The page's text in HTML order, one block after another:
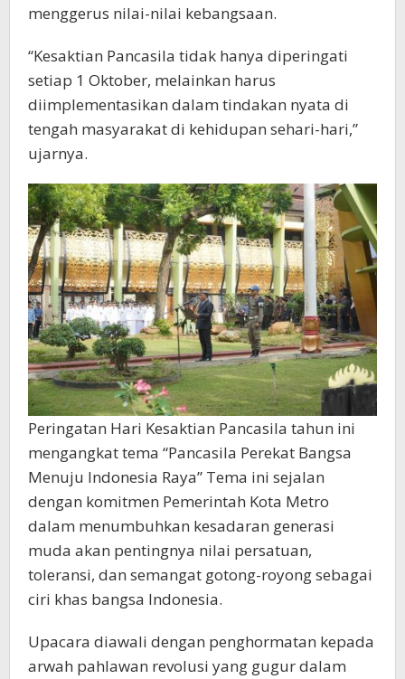
menggerus nilai-nilai kebangsaan.
“Kesaktian Pancasila tidak hanya diperingati
setiap 1 Oktober, melainkan harus
diimplementasikan dalam tindakan nyata di
tengah masyarakat di kehidupan sehari-hari,”
ujarnya.
Peringatan Hari Kesaktian Pancasila tahun ini
mengangkat tema “Pancasila Perekat Bangsa
Menuju Indonesia Raya” Tema ini sejalan
dengan komitmen Pemerintah Kota Metro
dalam menumbuhkan kesadaran generasi
muda akan pentingnya nilai persatuan,
toleransi, dan semangat gotong-royong sebagai
ciri khas bangsa Indonesia.
Upacara diawali dengan penghormatan kepada
arwah pahlawan revolusi yang gugur dalam